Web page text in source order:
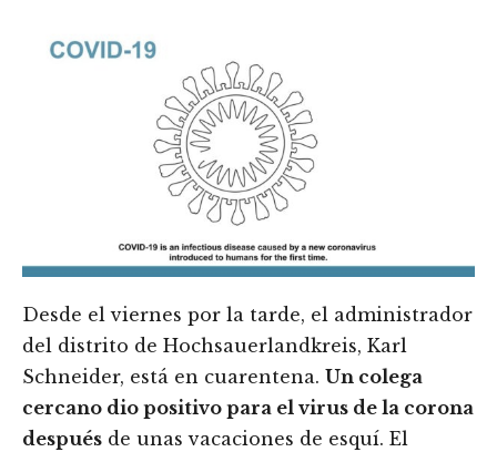
Desde el viernes por la tarde, el administrador
del distrito de Hochsauerlandkreis, Karl
Schneider, está en cuarentena. Un colega
cercano dio positivo para el virus de la corona
después de unas vacaciones de esquí. El